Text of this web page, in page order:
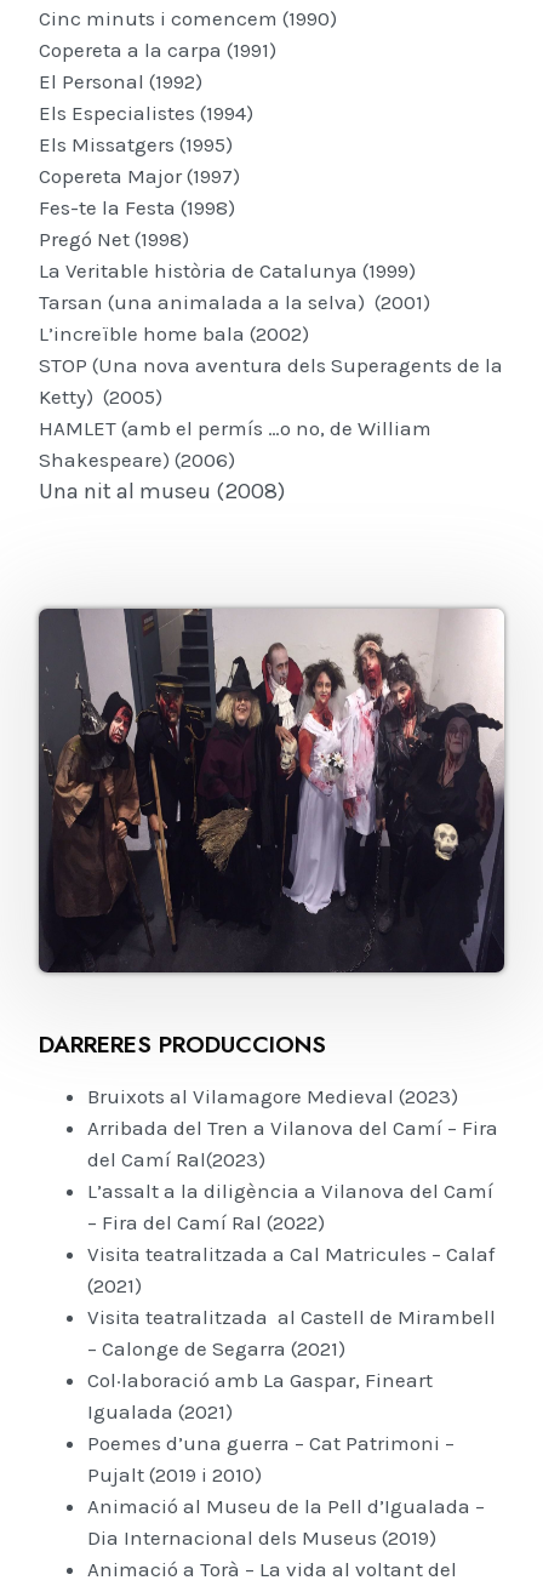
Cinc minuts i comencem (1990)
Copereta a la carpa (1991)
El Personal (1992)
Els Especialistes (1994)
Els Missatgers (1995)
Copereta Major (1997)
Fes-te la Festa (1998)
Pregó Net (1998)
La Veritable història de Catalunya (1999)
Tarsan (una animalada a la selva) (2001)
L’increïble home bala (2002)
STOP (Una nova aventura dels Superagents de la
Ketty) (2005)
HAMLET (amb el permís …o no, de William
Shakespeare) (2006)
Una nit al museu (2008)
DARRERES PRODUCCIONS
Bruixots al Vilamagore Medieval (2023)
Arribada del Tren a Vilanova del Camí – Fira
del Camí Ral(2023)
L’assalt a la diligència a Vilanova del Camí
– Fira del Camí Ral (2022)
Visita teatralitzada a Cal Matricules – Calaf
(2021)
Visita teatralitzada al Castell de Mirambell
– Calonge de Segarra (2021)
Col·laboració amb La Gaspar, Fineart
Igualada (2021)
Poemes d’una guerra – Cat Patrimoni –
Pujalt (2019 i 2010)
Animació al Museu de la Pell d’Igualada –
Dia Internacional dels Museus (2019)
Animació a Torà – La vida al voltant del